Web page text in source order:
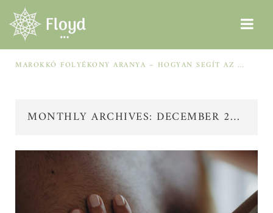
MAROKKÓ FOLYÉKONY ARANYA – HOGYAN SEGÍT AZ ARGÁNOLAJ A SZÁRAZ, MEGVISELT TINCSEKEN?
MONTHLY ARCHIVES: DECEMBER 2025